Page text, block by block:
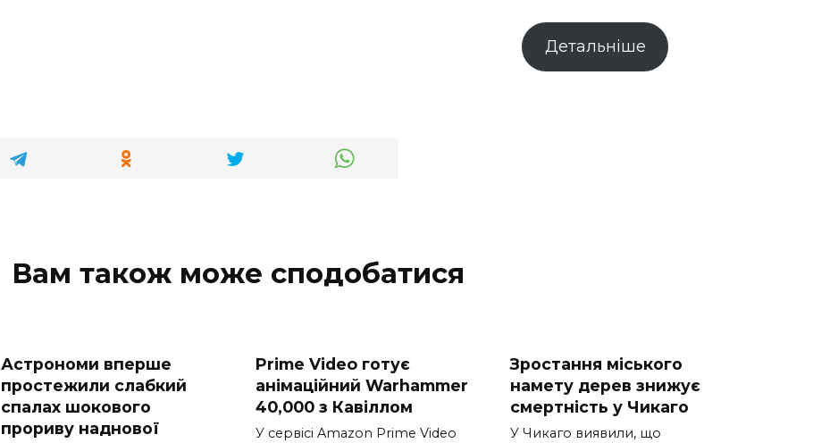
Детальніше
Вам також може сподобатися
Астрономи вперше
простежили слабкий
спалах шокового
прориву наднової
Prime Video готує
анімаційний Warhammer
40,000 з Кавіллом
У сервісі Amazon Prime Video
Зростання міського
намету дерев знижує
смертність у Чикаго
У Чикаго виявили, що